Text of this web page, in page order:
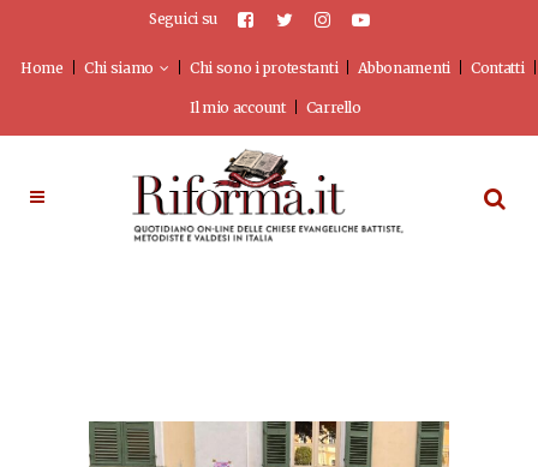
Seguici su
Home Chi siamo Chi sono i protestanti Abbonamenti Contatti
Il mio account Carrello